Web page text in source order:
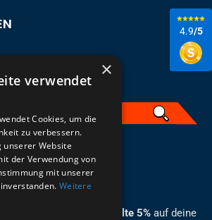
4.9/5
ANMELDEN
Newsletter an und erhalte 5% auf deine
×
verwendet
Cookies, um die
zu verbessern.
unserer Website
der Verwendung von
mit unserer
Weitere